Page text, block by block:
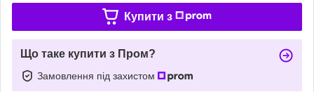
Купити з
Що таке купити з Пром?
Замовлення під захистом